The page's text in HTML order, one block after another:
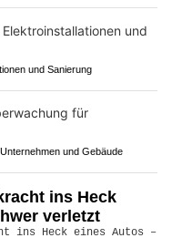
und Sanierung
und Gebäude
ins Heck
verletzt